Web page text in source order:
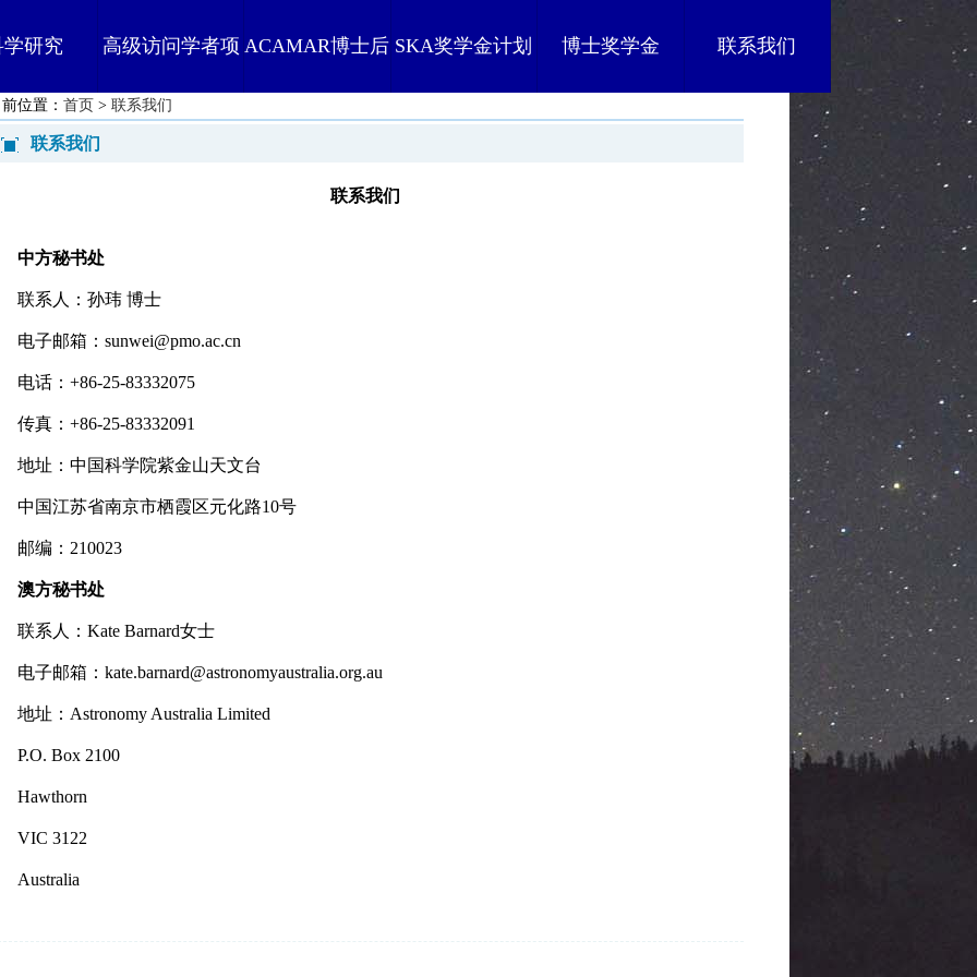
学研究 高级访问学者项 ACAMAR博士后 SKA奖学金计划 博士奖学金 联系我们
位置： 首页 > 联系我们
联系我们
联系我们
中方秘书处
联系人：孙玮 博士
电子邮箱： sunwei@pmo.ac.cn
电话： +86-25-83332075
传真： +86-25-83332091
地址：中国科学院紫金山天文台
中国江苏省南京市栖霞区元化路10号
邮编： 210023
澳方秘书处
联系人： Kate Barnard女士
电子邮箱： kate.barnard@astronomyaustralia.org.au
地址： Astronomy Australia Limited
P.O. Box 2100
Hawthorn
VIC 3122
Australia